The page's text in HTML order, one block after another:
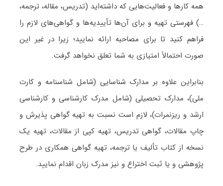
همه کارها و فعالیت‌هایی که داشته‌اید (تدریس، مقاله، ترجمه،
…) فهرستی تهیه و برای آن‌ها تأییدیه‌ها و گواهی‌های لازم را
فراهم کنید تا برای مصاحبه ارائه نمایید؛ زیرا در غیر این
صورت احتمالاً امتیازی به شما تعلق نخواهد گرفت.
بنابراین علاوه بر مدارک شناسایی (شامل شناسنامه و کارت
ملی)، مدارک تحصیلی (شامل مدرک کارشناسی و کارشناسی
ارشد و ریزنمرات)، لازم است نسبت به تهیه گواهی پذیرش و
چاپ مقالات، گواهی تدریس، تهیه کپی از مقالات، تهیه یک
نسخه از کتاب تألیف یا ترجمه، تهیه گواهی همکاری در طرح
پژوهشی و یا ثبت اختراع و نیز مدرک زبان اقدام نمایید.